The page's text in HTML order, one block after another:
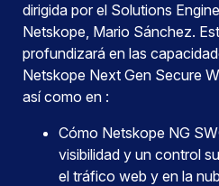
dirigida por el Solutions
Netskope, Mario Sánchez.
profundizará en las
Netskope Next Gen Secure
así como en :
Cómo Netskope NG
visibilidad y un control
el tráfico web y en la